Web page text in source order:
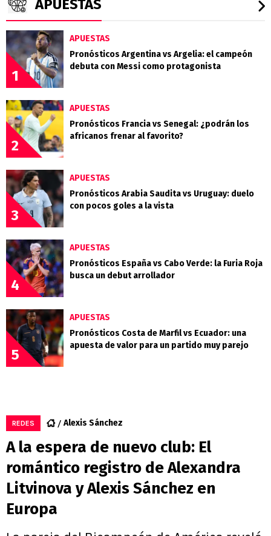
APUESTAS
1
APUESTAS
Pronósticos Argentina vs Argelia: el campeón
debuta con Messi como protagonista
2
APUESTAS
Pronósticos Francia vs Senegal: ¿podrán los
africanos frenar al favorito?
3
APUESTAS
Pronósticos Arabia Saudita vs Uruguay: duelo
con pocos goles a la vista
4
APUESTAS
Pronósticos España vs Cabo Verde: la Furia Roja
busca un debut arrollador
5
APUESTAS
Pronósticos Costa de Marfil vs Ecuador: una
apuesta de valor para un partido muy parejo
REDES Alexis Sánchez
A la espera de nuevo club: El
romántico registro de Alexandra
Litvinova y Alexis Sánchez en
Europa